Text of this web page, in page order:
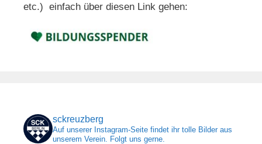
etc.) einfach über diesen Link gehen:
sckreuzberg
Auf unserer Instagram-Seite findet ihr tolle Bilder aus
unserem Verein. Folgt uns gerne.